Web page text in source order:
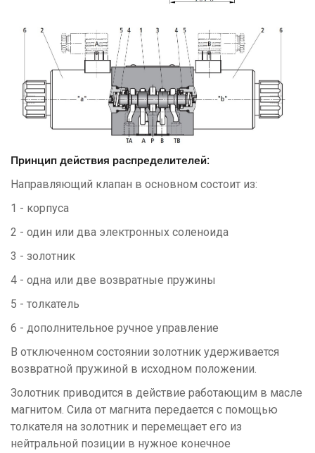
Принцип действия распределителей:
Направляющий клапан в основном состоит из:
1 - корпуса
2 - один или два электронных соленоида
3 - золотник
4 - одна или две возвратные пружины
5 - толкатель
6 - дополнительное ручное управление
В отключенном состоянии золотник удерживается
возвратной пружиной в исходном положении.
Золотник приводится в действие работающим в масле
магнитом. Сила от магнита передается с помощью
толкателя на золотник и перемещает его из
нейтральной позиции в нужное конечное